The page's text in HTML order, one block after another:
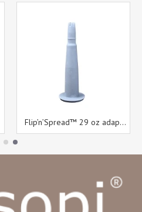
Flip’n’Spread™ 29 oz adapter za konice